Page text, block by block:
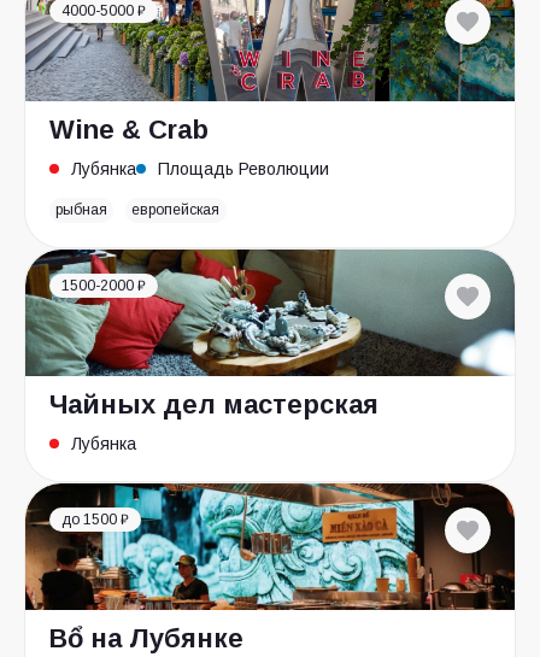
4000-5000 ₽
Wine & Crab
Лубянка Площадь Революции
рыбная европейская
1500-2000 ₽
Чайных дел мастерская
Лубянка
до 1500 ₽
Bổ на Лубянке